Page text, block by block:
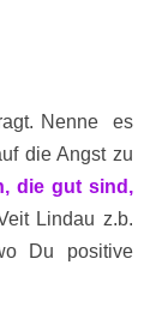
Nenne es
die Angst zu
die gut sind,
Lindau z.b.
Du positive